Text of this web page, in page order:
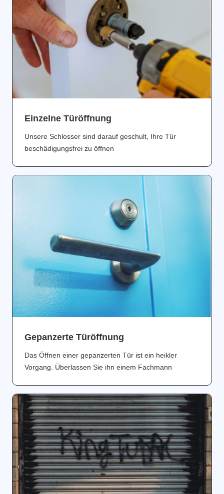
Einzelne Türöffnung
Unsere Schlosser sind darauf geschult, Ihre Tür
beschädigungsfrei zu öffnen
Gepanzerte Türöffnung
Das Öffnen einer gepanzerten Tür ist ein heikler
Vorgang. Überlassen Sie ihn einem Fachmann